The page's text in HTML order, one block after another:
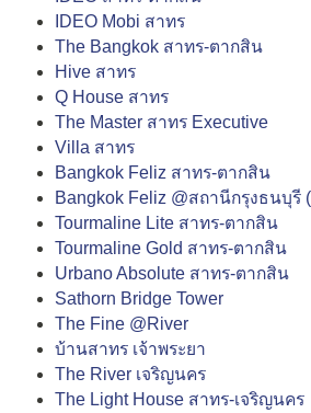
IDEO Mobi สาทร
The Bangkok สาทร-ตากสิน
Hive สาทร
Q House สาทร
The Master สาทร Executive
Villa สาทร
Bangkok Feliz สาทร-ตากสิน
Bangkok Feliz @สถานีกรุงธนบุรี
Tourmaline Lite สาทร-ตากสิน
Tourmaline Gold สาทร-ตากสิน
Urbano Absolute สาทร-ตากสิน
Sathorn Bridge Tower
The Fine @River
บ้านสาทร เจ้าพระยา
The River เจริญนคร
The Light House สาทร-เจริญนคร